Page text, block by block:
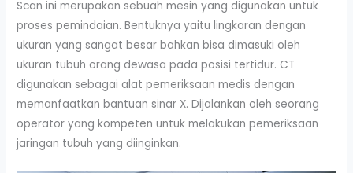
Scan ini merupakan sebuah mesin yang digunakan untuk
proses pemindaian. Bentuknya yaitu lingkaran dengan
ukuran yang sangat besar bahkan bisa dimasuki oleh
ukuran tubuh orang dewasa pada posisi tertidur. CT
digunakan sebagai alat pemeriksaan medis dengan
memanfaatkan bantuan sinar X. Dijalankan oleh seorang
operator yang kompeten untuk melakukan pemeriksaan
jaringan tubuh yang diinginkan.